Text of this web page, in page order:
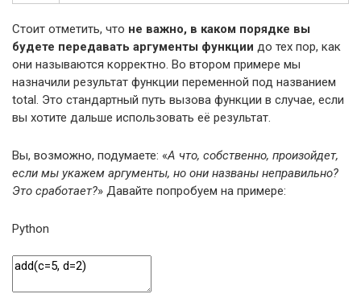
Стоит отметить, что не важно, в каком порядке вы
будете передавать аргументы функции до тех пор, как
они называются корректно. Во втором примере мы
назначили результат функции переменной под названием
total. Это стандартный путь вызова функции в случае, если
вы хотите дальше использовать её результат.
Вы, возможно, подумаете: «А что, собственно, произойдет,
если мы укажем аргументы, но они названы неправильно?
Это сработает?» Давайте попробуем на примере:
Python